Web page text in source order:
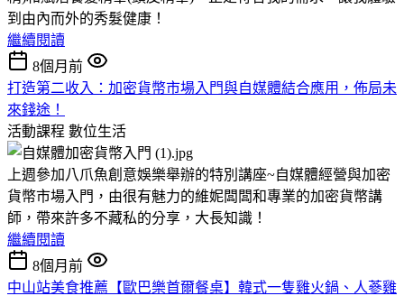
到由內而外的秀髮健康！
繼續閱讀
8個月前
打造第二收入：加密貨幣市場入門與自媒體結合應用，佈局未
來錢途！
活動課程 數位生活
上週參加八爪魚創意娛樂舉辦的特別講座~自媒體經營與加密
貨幣市場入門，由很有魅力的維妮闆闆和專業的加密貨幣講
師，帶來許多不藏私的分享，大長知識！
繼續閱讀
8個月前
中山站美食推薦【歐巴樂首爾餐桌】韓式一隻雞火鍋、人蔘雞